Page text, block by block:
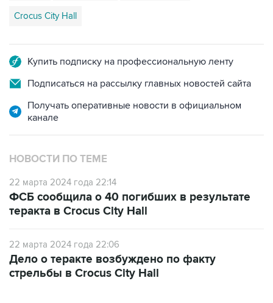
Crocus City Hall
Купить подписку на профессиональную ленту
Подписаться на рассылку главных новостей сайта
Получать оперативные новости в официальном
канале
НОВОСТИ ПО ТЕМЕ
22 марта 2024 года 22:14
ФСБ сообщила о 40 погибших в результате
теракта в Crocus City Hall
22 марта 2024 года 22:06
Дело о теракте возбуждено по факту
стрельбы в Crocus City Hall